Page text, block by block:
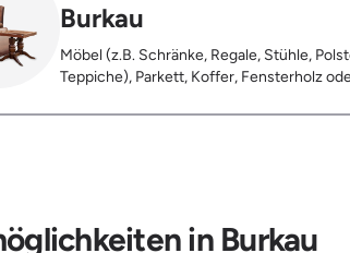
Burkau
Möbel (z.B. Schränke, Regale, Stühle,
Teppiche), Parkett, Koffer, Fensterholz
Restentleerte Gebinde wie Dosen,
in Burkau